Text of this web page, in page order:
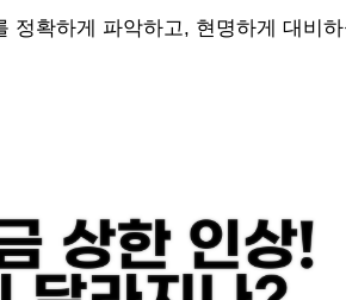
정확하게 파악하고, 현명하게 대비